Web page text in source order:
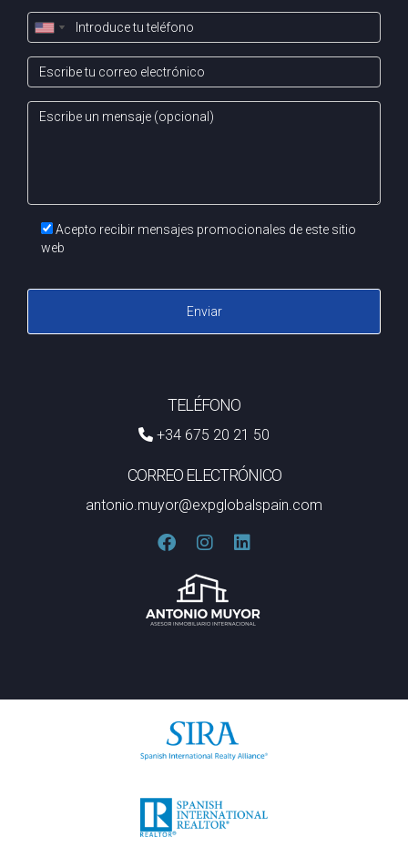
Acepto recibir mensajes promocionales de este sitio
web
Enviar
TELÉFONO
+34 675 20 21 50
CORREO ELECTRÓNICO
antonio.muyor@expglobalspain.com